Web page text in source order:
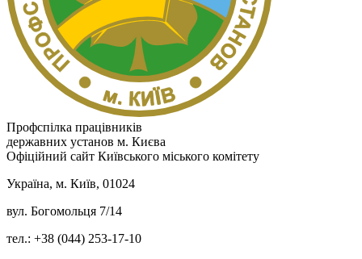
Профспілка працівників
державних установ м. Києва
Офіційний сайт Київського міського комітету
Україна, м. Київ, 01024
вул. Богомольця 7/14
тел.: +38 (044) 253-17-10